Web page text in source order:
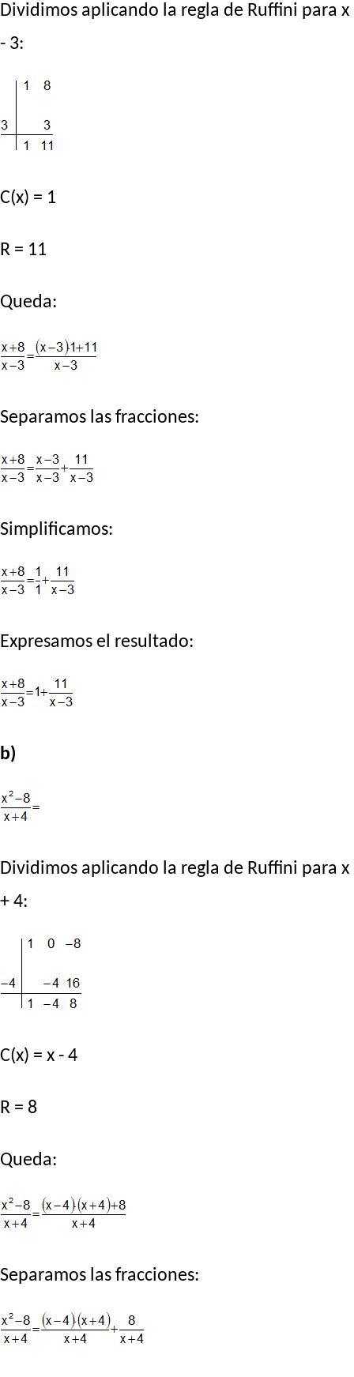
Dividimos aplicando la regla de Ruffini para x
- 3:
C(x) = 1
R = 11
Queda:
Separamos las fracciones:
Simplificamos:
Expresamos el resultado:
b)
Dividimos aplicando la regla de Ruffini para x
+ 4:
C(x) = x - 4
R = 8
Queda:
Separamos las fracciones: